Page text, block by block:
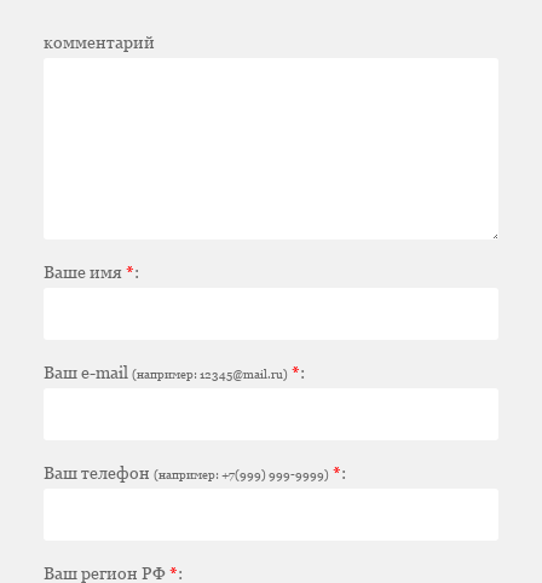
комментарий
Ваше имя*:
Ваш e-mail (например: 12345@mail.ru) *:
Ваш телефон (например: +7(999) 999-9999) *:
Ваш регион РФ*: